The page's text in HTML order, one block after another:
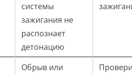
системы
зажигания не
распознает
детонацию
Обрыв или